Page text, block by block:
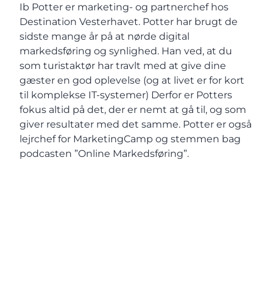
Ib Potter er marketing- og partnerchef hos
Destination Vesterhavet. Potter har brugt de
sidste mange år på at nørde digital
markedsføring og synlighed. Han ved, at du
som turistaktør har travlt med at give dine
gæster en god oplevelse (og at livet er for kort
til komplekse IT-systemer) Derfor er Potters
fokus altid på det, der er nemt at gå til, og som
giver resultater med det samme. Potter er også
lejrchef for MarketingCamp og stemmen bag
podcasten ”Online Markedsføring”.